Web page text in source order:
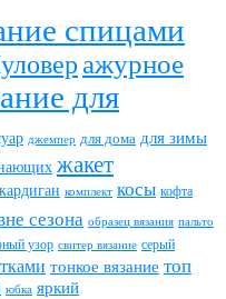
спицами
ажурное
для
джемпер для дома для зимы
жакет
кардиган комплект косы кофта
сезона образец вязания пальто
узор свитер вязание серый
тонкое вязание топ
юбка яркий